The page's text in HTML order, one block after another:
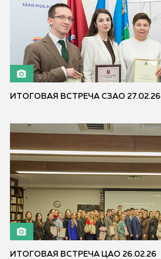
ИТОГОВАЯ ВСТРЕЧА СЗАО 27.02.26
ИТОГОВАЯ ВСТРЕЧА ЦАО 26.02.26